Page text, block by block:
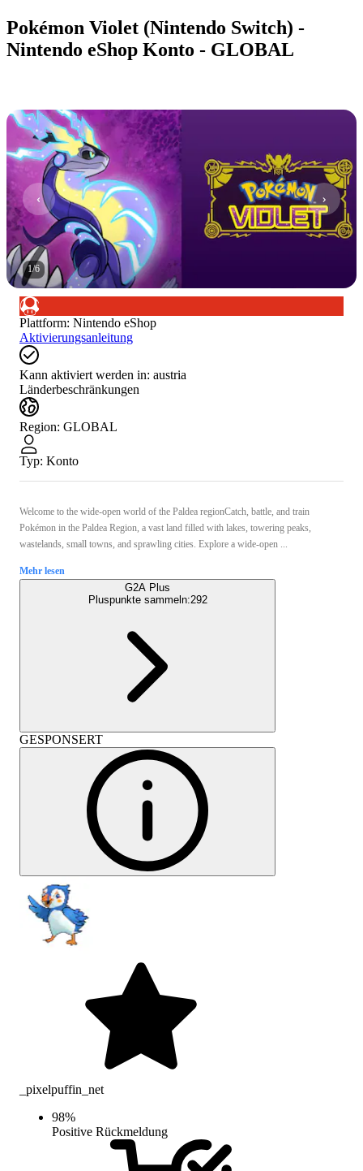
Pokémon Violet (Nintendo Switch) -
Nintendo eShop Konto - GLOBAL
1/6
Plattform: Nintendo eShop
Aktivierungsanleitung
Kann aktiviert werden in: austria
Länderbeschränkungen
Region: GLOBAL
Typ: Konto
Welcome to the wide-open world of the Paldea regionCatch, battle, and train
Pokémon in the Paldea Region, a vast land filled with lakes, towering peaks,
wastelands, small towns, and sprawling cities. Explore a wide-open ...
Mehr lesen
G2A Plus
Pluspunkte sammeln:292
GESPONSERT
_pixelpuffin_net
98%
Positive Rückmeldung